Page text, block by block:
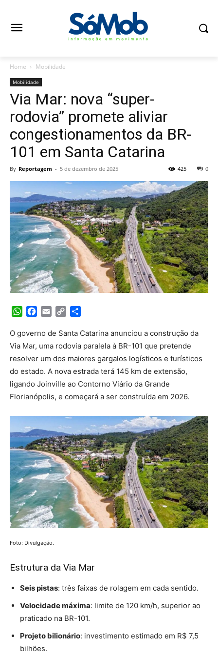
Home Mobilidade
Mobilidade
Via Mar: nova “super-
rodovia” promete aliviar
congestionamentos da BR-
101 em Santa Catarina
By Reportagem - 5 de dezembro de 2025 0
425
WhatsApp
Facebook
Email Copy
O governo de Santa Catarina anunciou a construção da
Via Mar, uma rodovia paralela à BR-101 que pretende
resolver um dos maiores gargalos logísticos e turísticos
do estado. A nova estrada terá 145 km de extensão,
ligando Joinville ao Contorno Viário da Grande
Florianópolis, e começará a ser construída em 2026.
Foto: Divulgação.
Estrutura da Via Mar
Seis pistas: três faixas de rolagem em cada sentido.
Velocidade máxima: limite de 120 km/h, superior ao
praticado na BR-101.
Projeto bilionário: investimento estimado em R$ 7,5
bilhões.